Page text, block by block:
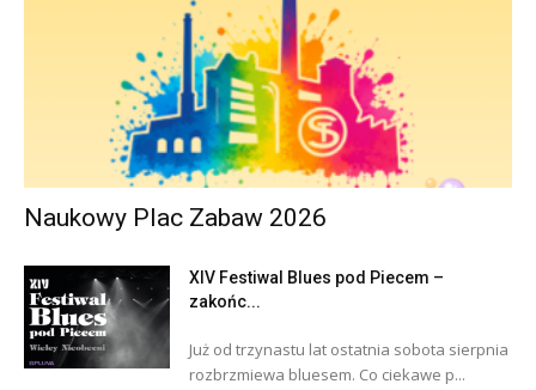
Naukowy Plac Zabaw 2026
XIV Festiwal Blues pod Piecem –
zakońc...
Już od trzynastu lat ostatnia sobota sierpnia
rozbrzmiewa bluesem. Co ciekawe p...